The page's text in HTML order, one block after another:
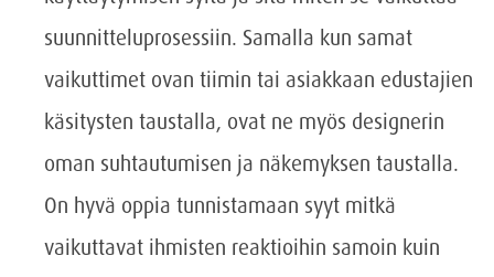
suunnitteluprosessiin. Samalla kun samat
vaikuttimet ovan tiimin tai asiakkaan edustajien
käsitysten taustalla, ovat ne myös designerin
oman suhtautumisen ja näkemyksen taustalla.
On hyvä oppia tunnistamaan syyt mitkä
vaikuttavat ihmisten reaktioihin samoin kuin